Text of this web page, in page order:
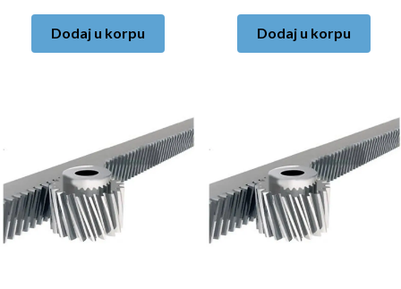
Dodaj u korpu Dodaj u korpu